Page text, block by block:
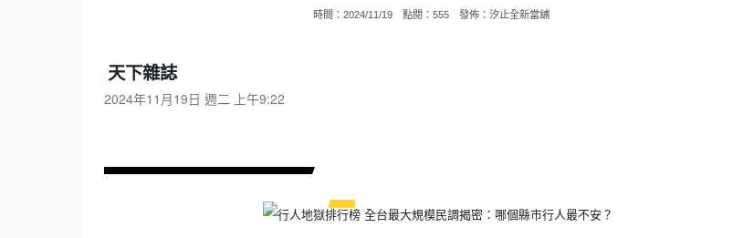
時間：2024/11/19 點閱：555 發佈： 汐止全新當舖
天下雜誌
2024年11月19日 週二 上午9:22